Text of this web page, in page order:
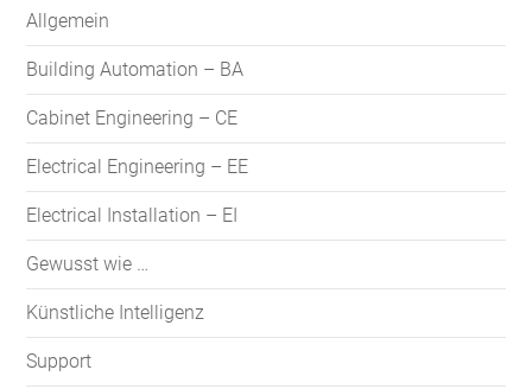
Allgemein
Building Automation – BA
Cabinet Engineering – CE
Electrical Engineering – EE
Electrical Installation – EI
Gewusst wie …
Künstliche Intelligenz
Support